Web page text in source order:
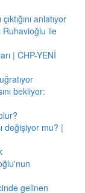
anlatıyor
Ruhavioğlu ile
| CHP-YENİ
bekliyor:
değişiyor mu? |
gelinen